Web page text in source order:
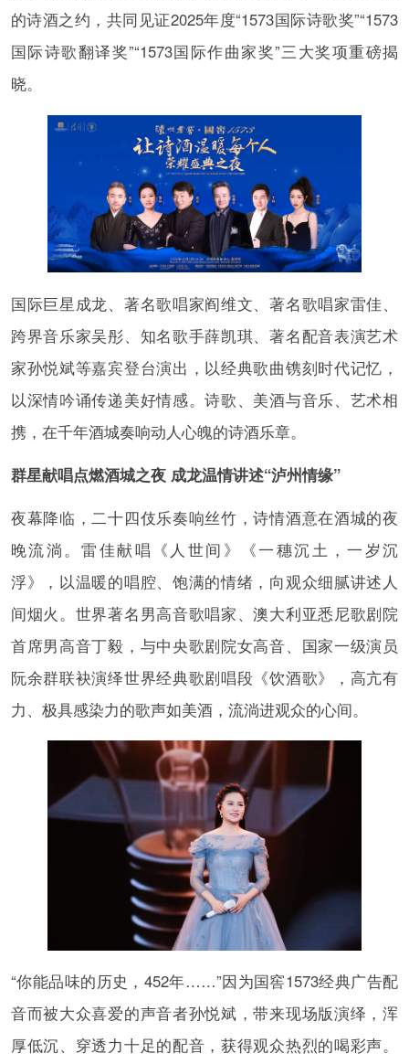
的诗酒之约，共同见证2025年度“1573国际诗歌奖”“1573
国际诗歌翻译奖”“1573国际作曲家奖”三大奖项重磅揭
晓。
国际巨星成龙、著名歌唱家阎维文、著名歌唱家雷佳、
跨界音乐家吴彤、知名歌手薛凯琪、著名配音表演艺术
家孙悦斌等嘉宾登台演出，以经典歌曲镌刻时代记忆，
以深情吟诵传递美好情感。诗歌、美酒与音乐、艺术相
携，在千年酒城奏响动人心魄的诗酒乐章。
群星献唱点燃酒城之夜 成龙温情讲述“泸州情缘”
夜幕降临，二十四伎乐奏响丝竹，诗情酒意在酒城的夜
晚流淌。雷佳献唱《人世间》《一穗沉土，一岁沉
浮》，以温暖的唱腔、饱满的情绪，向观众细腻讲述人
间烟火。世界著名男高音歌唱家、澳大利亚悉尼歌剧院
首席男高音丁毅，与中央歌剧院女高音、国家一级演员
阮余群联袂演绎世界经典歌剧唱段《饮酒歌》，高亢有
力、极具感染力的歌声如美酒，流淌进观众的心间。
“你能品味的历史，452年……”因为国窖1573经典广告配
音而被大众喜爱的声音者孙悦斌，带来现场版演绎，浑
厚低沉、穿透力十足的配音，获得观众热烈的喝彩声。